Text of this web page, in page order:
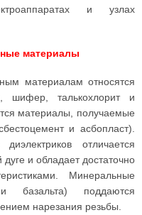
и узлах
материалы
материалам относятся
шифер, талькохлорит и
материалы, получаемые
и асбопласт).
отличается
дуге и обладает достаточно
Минеральные
базальта) поддаются
нарезания резьбы.